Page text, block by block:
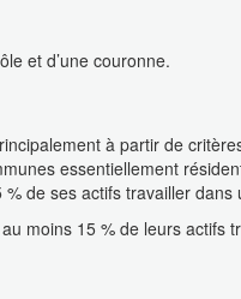
et d’une couronne.
à partir de
essentiellement
de ses actifs travailler
moins 15 % de leurs actifs